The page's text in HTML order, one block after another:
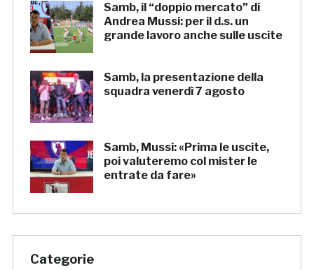
Samb, il “doppio mercato” di
Andrea Mussi: per il d.s. un
grande lavoro anche sulle uscite
Samb, la presentazione della
squadra venerdì 7 agosto
Samb, Mussi: «Prima le uscite,
poi valuteremo col mister le
entrate da fare»
Categorie